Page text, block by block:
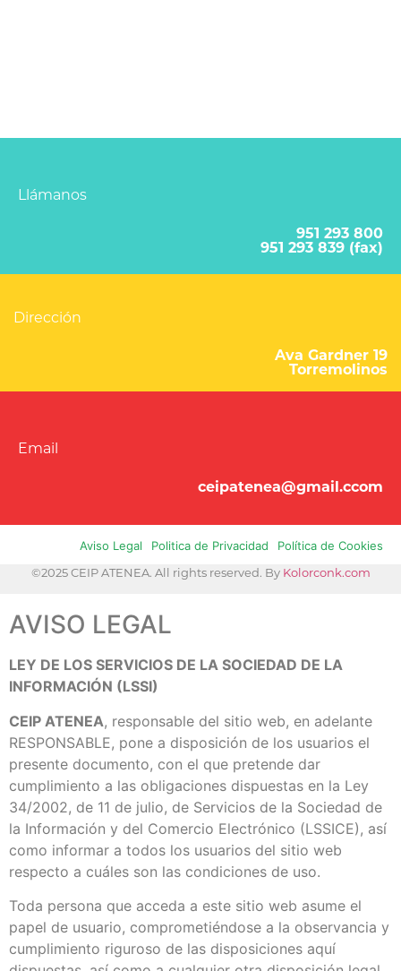
Llámanos
951 293 800
951 293 839 (fax)
Dirección
Ava Gardner 19
Torremolinos
Email
ceipatenea@gmail.ccom
Aviso Legal Politica de Privacidad
Política de Cookies
©2025 CEIP ATENEA. All rights reserved. By Kolorconk.com
AVISO LEGAL
LEY DE LOS SERVICIOS DE LA SOCIEDAD DE LA
INFORMACIÓN (LSSI)
CEIP ATENEA, responsable del sitio web, en adelante
RESPONSABLE, pone a disposición de los usuarios el
presente documento, con el que pretende dar
cumplimiento a las obligaciones dispuestas en la Ley
34/2002, de 11 de julio, de Servicios de la Sociedad de
la Información y del Comercio Electrónico (LSSICE), así
como informar a todos los usuarios del sitio web
respecto a cuáles son las condiciones de uso.
Toda persona que acceda a este sitio web asume el
papel de usuario, comprometiéndose a la observancia y
cumplimiento riguroso de las disposiciones aquí